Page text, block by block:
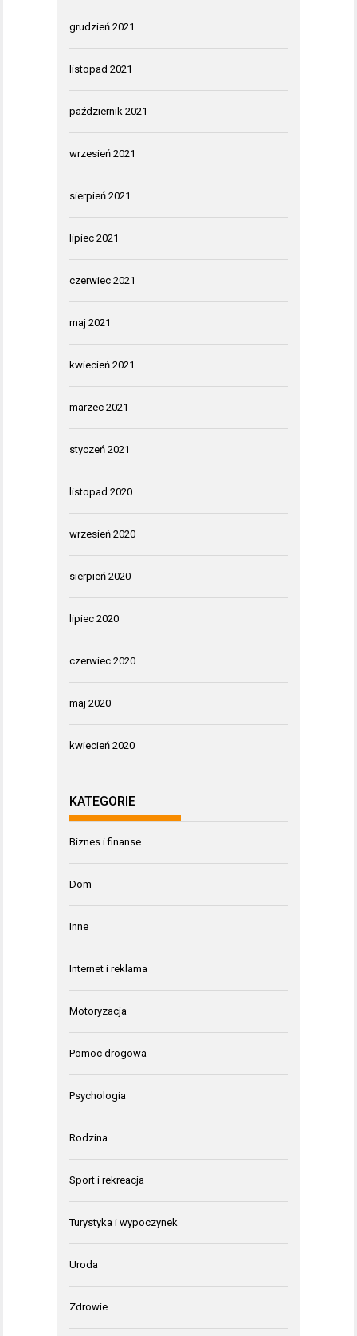
grudzień 2021
listopad 2021
październik 2021
wrzesień 2021
sierpień 2021
lipiec 2021
czerwiec 2021
maj 2021
kwiecień 2021
marzec 2021
styczeń 2021
listopad 2020
wrzesień 2020
sierpień 2020
lipiec 2020
czerwiec 2020
maj 2020
kwiecień 2020
KATEGORIE
Biznes i finanse
Dom
Inne
Internet i reklama
Motoryzacja
Pomoc drogowa
Psychologia
Rodzina
Sport i rekreacja
Turystyka i wypoczynek
Uroda
Zdrowie